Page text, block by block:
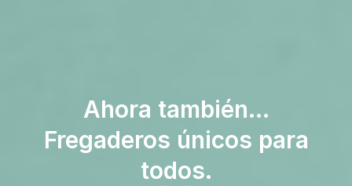
Ahora también...
Fregaderos únicos para
todos.